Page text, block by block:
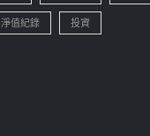
淨值紀錄 投資